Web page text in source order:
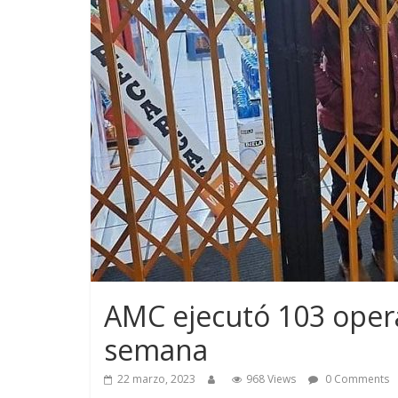
AMC ejecutó 103
semana
22 marzo, 2023 968 Views 0 Comments